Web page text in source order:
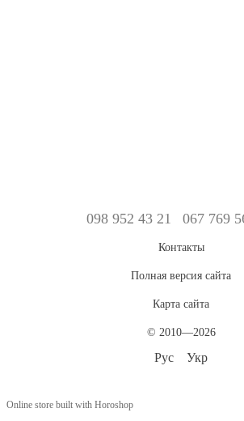
098 952 43 21 067 769
Контакты
Полная версия сайта
Карта сайта
© 2010—2026
Рус Укр
Online store built with Horoshop